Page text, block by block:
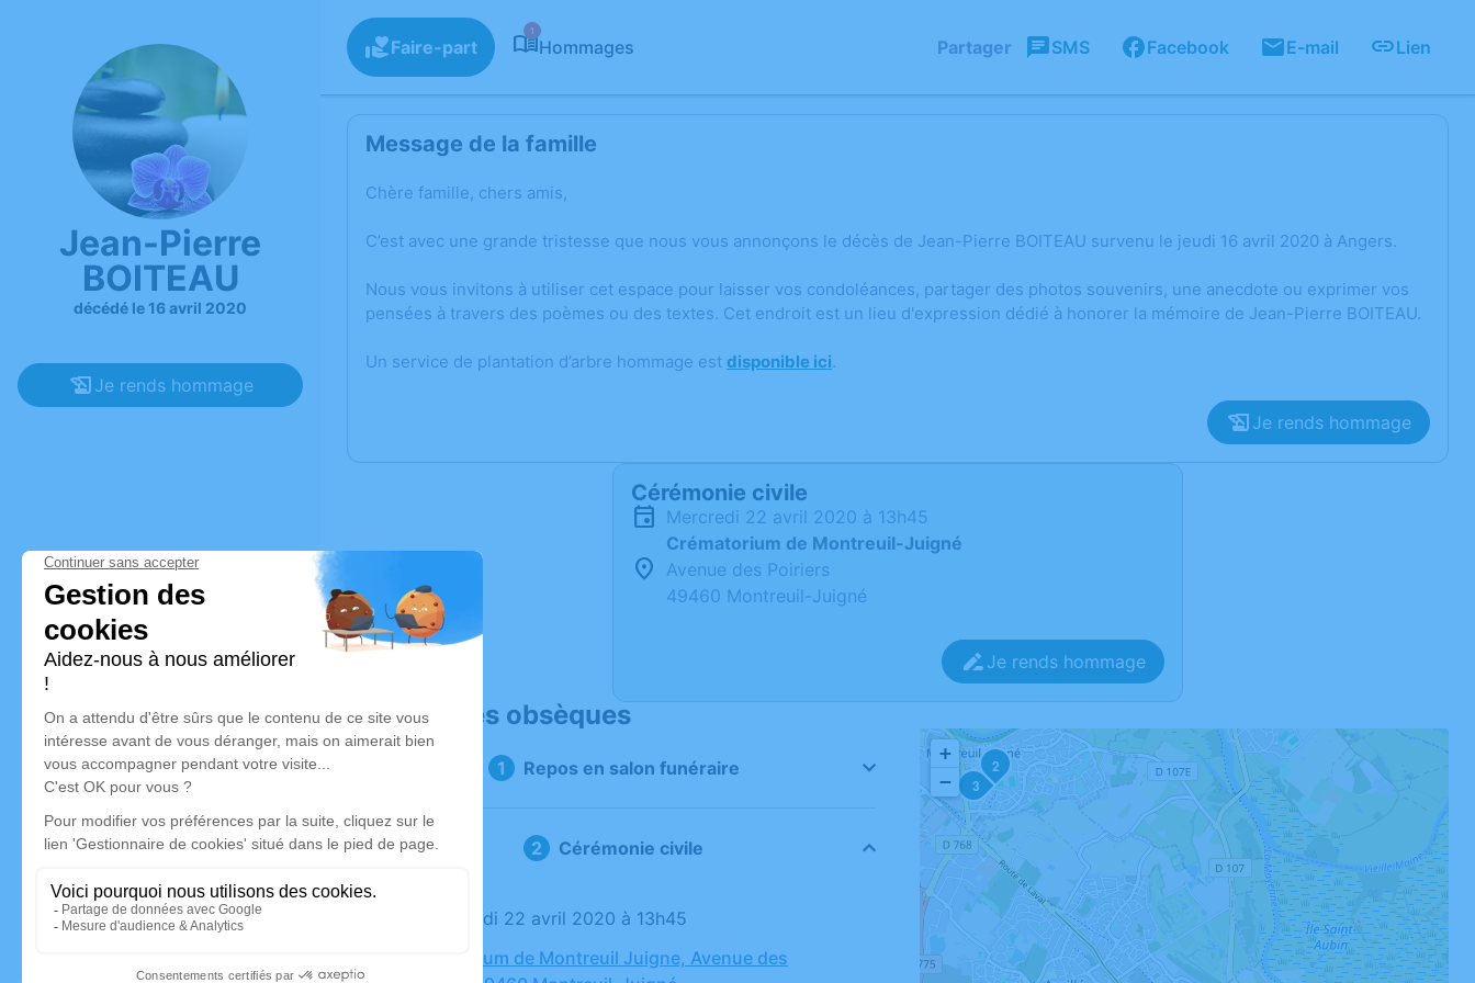
Jean-Pierre
BOITEAU
décédé le 16 avril 2020
Je rends hommage
Faire-part
1
Hommages Partager SMS Facebook E-mail Lien
Message de la famille
Chère famille, chers amis,
C’est avec une grande tristesse que nous vous annonçons le décès de Jean-Pierre BOITEAU survenu le jeudi 16 avril 2020 à Angers.
Nous vous invitons à utiliser cet espace pour laisser vos condoléances, partager des photos souvenirs, une anecdote ou exprimer vos
pensées à travers des poèmes ou des textes. Cet endroit est un lieu d'expression dédié à honorer la mémoire de Jean-Pierre BOITEAU.
Un service de plantation d’arbre hommage est disponible ici.
Je rends hommage
Cérémonie civile
mercredi 22 avril 2020 à 13h45
Crématorium de Montreuil-Juigné
Avenue des Poiriers
49460 Montreuil-Juigné
Je rends hommage
Déroulé des obsèques
Repos en salon funéraire
Cérémonie civile
Le mercredi 22 avril 2020 à 13h45
Crématorium de Montreuil Juigne, Avenue des
2
3
+
−